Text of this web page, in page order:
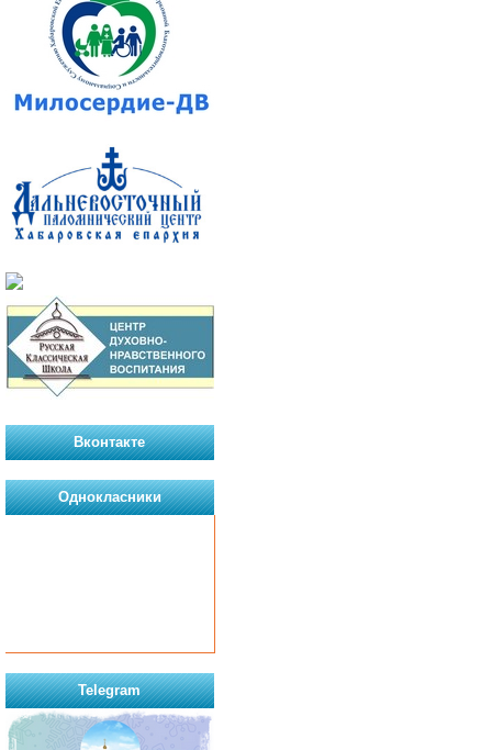
Вконтакте
Однокласники
Telegram